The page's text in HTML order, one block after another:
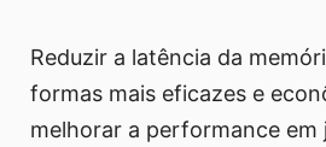
Reduzir a latência da
formas mais eficazes e
melhorar a performance em